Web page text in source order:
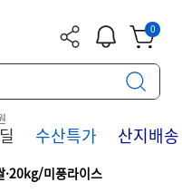
운로드
장바구
니
0
수산특가 산지배송
·20kg/미풍라이스